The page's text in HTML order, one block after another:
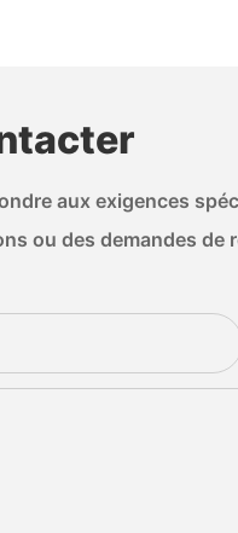
aux exigences
ou des demandes de